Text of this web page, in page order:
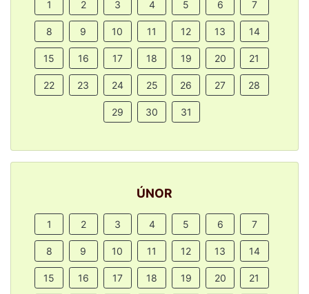
1 2 3 4 5 6 7
8 9 10 11 12 13 14
15 16 17 18 19 20 21
22 23 24 25 26 27 28
29 30 31
ÚNOR
1 2 3 4 5 6 7
8 9 10 11 12 13 14
15 16 17 18 19 20 21